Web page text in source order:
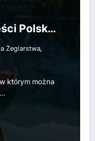
Polski i
Żeglarstwa,
którym można